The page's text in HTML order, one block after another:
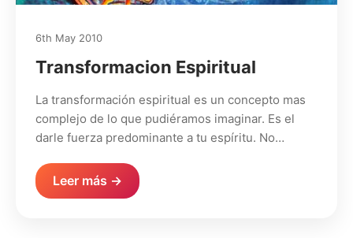
6th May 2010
Transformacion Espiritual
La transformación espiritual es un concepto mas
complejo de lo que pudiéramos imaginar. Es el
darle fuerza predominante a tu espíritu. No…
Leer más →